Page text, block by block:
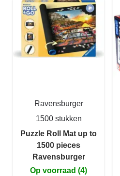
Ravensburger
1500 stukken
Puzzle Roll Mat up to
1500 pieces
Ravensburger
Op voorraad (4)